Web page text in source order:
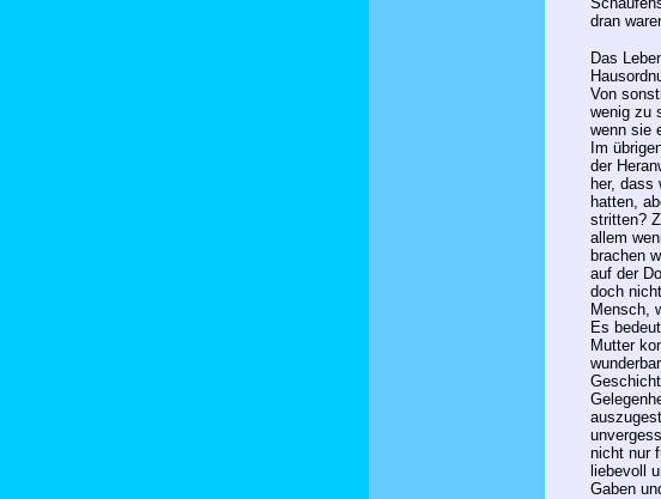
dran
Das
Von
wenig zu
wenn sie
Im
der
her, dass
hatten,
stritten?
allem
brachen
auf der
doch
Mensch,
Es
Mutter
nicht nur
liebevoll
Gaben